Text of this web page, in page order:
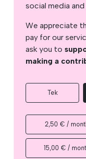
social media
We appreciate
pay for our
ask you to
making a
Tek
2,50 € /
15,00 € /